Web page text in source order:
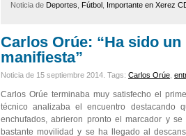
Noticia de Deportes Fútbol Importante en Xerez
Carlos Orúe: “Ha sido
manifiesta”
Noticia de 15 septiembre 2014. Tags: Carlos Orúe
Carlos Orúe terminaba muy satisfecho el
técnico analizaba el encuentro destacando
enchufados, abrieron pronto el marcador y
bastante movilidad y se ha llegado al